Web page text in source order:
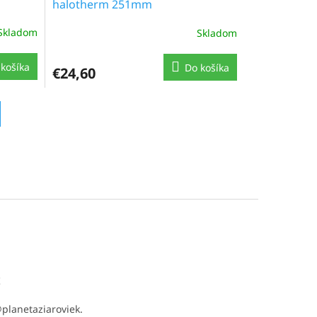
halotherm 251mm
Skladom
€24,60 Do košíka
planetaziaroviek.